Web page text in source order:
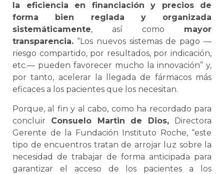
la eficiencia en financiación y precios de
forma bien reglada y organizada
sistemáticamente, así como mayor
transparencia. “Los nuevos sistemas de pago —
riesgo compartido, por resultados, por indicación,
etc.— pueden favorecer mucho la innovación” y,
por tanto, acelerar la llegada de fármacos más
eficaces a los pacientes que los necesitan.
Porque, al fin y al cabo, como ha recordado para
concluir Consuelo Martin de Dios, Directora
Gerente de la Fundación Instituto Roche, “este
tipo de encuentros tratan de arrojar luz sobre la
necesidad de trabajar de forma anticipada para
garantizar el acceso de los pacientes a los